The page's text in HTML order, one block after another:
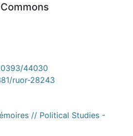
44030
ruor-28243
// Political Studies -